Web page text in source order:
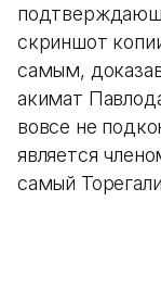
скриншот
самым,
акимат
вовсе не
является
самый